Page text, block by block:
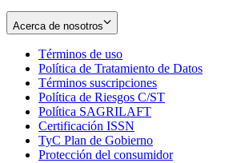
Acerca de nosotros
Términos de uso
in
new
window
Política de Tratamiento de Datos
Términos suscripciones
in
Política de Riesgos C/ST
Política SAGRILAFT
new
window
Certificación ISSN
in
new
TyC Plan de Gobierno
in
Protección del consumidorOpens